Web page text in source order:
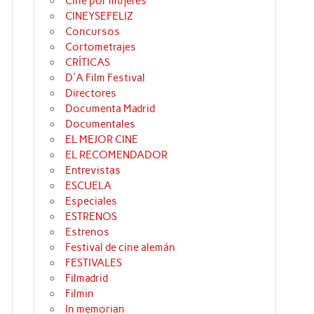
CINEYSEFELIZ
Concursos
Cortometrajes
CRÍTICAS
D'A Film Festival
Directores
Documenta Madrid
Documentales
EL MEJOR CINE
EL RECOMENDADOR
Entrevistas
ESCUELA
Especiales
ESTRENOS
Estrenos
Festival de cine alemán
FESTIVALES
Filmadrid
Filmin
In memorian